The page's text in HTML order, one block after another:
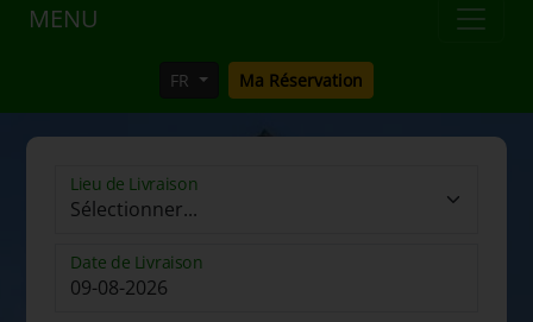
MENU
FR Ma Réservation
Lieu de Livraison
Date de Livraison